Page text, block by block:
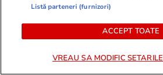
Drept la replică. AUR arată cu
degetul spre Parlament pentru
nepublicarea nici la cerere a
declarațiilor de avere ale
liderilor săi
Listă parteneri (furnizori)
ACCEPT TOATE
VREAU SA MODIFIC